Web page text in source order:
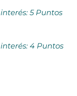
5 Puntos
4 Puntos